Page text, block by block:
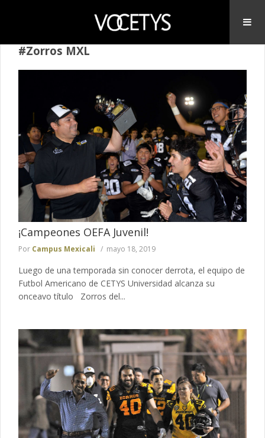
#Zorros MXL
¡Campeones OEFA Juvenil!
Por Campus Mexicali mayo 18, 2019
Luego de una temporada sin conocer derrota, el equipo de
Futbol Americano de CETYS Universidad alcanza su
onceavo título Zorros del...